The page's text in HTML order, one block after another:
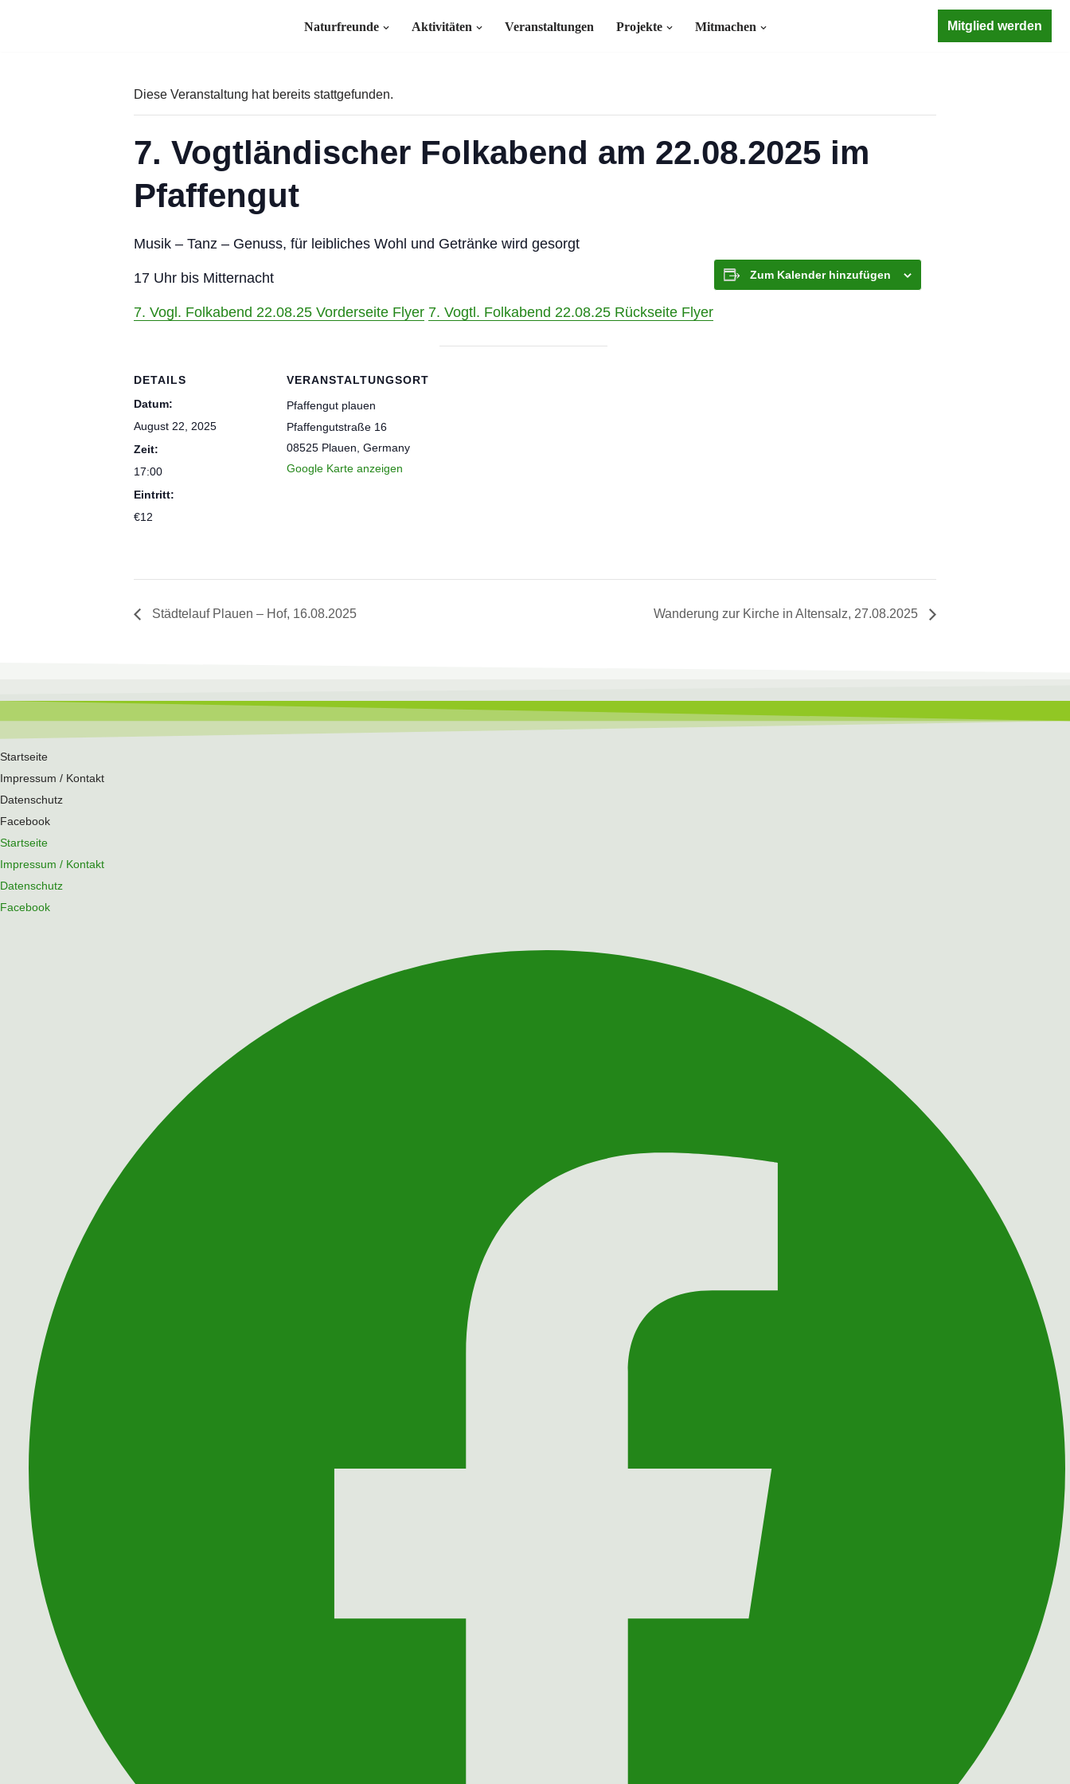
Naturfreunde Aktivitäten Veranstaltungen Projekte Mitmachen Mitglied werden
Diese Veranstaltung hat bereits stattgefunden.
7. Vogtländischer Folkabend am 22.08.2025 im
Pfaffengut
Musik – Tanz – Genuss, für leibliches Wohl und Getränke wird gesorgt
17 Uhr bis Mitternacht
7. Vogl. Folkabend 22.08.25 Vorderseite Flyer 7. Vogtl. Folkabend 22.08.25 Rückseite Flyer
Zum Kalender hinzufügen
DETAILS
Datum:
August 22, 2025
Zeit:
17:00
Eintritt:
€12
VERANSTALTUNGSORT
Pfaffengut plauen
Pfaffengutstraße 16
08525 Plauen Germany
Google Karte anzeigen
Städtelauf Plauen – Hof, 16.08.2025 Wanderung zur Kirche in Altensalz, 27.08.2025
Startseite
Impressum / Kontakt
Datenschutz
Facebook
Startseite
Impressum / Kontakt
Datenschutz
Facebook